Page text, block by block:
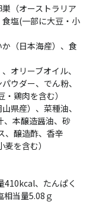
（オーストラリア
塩(一部に大豆・小
（日本海産）、食
オリーブオイル、
ウダー、でん粉、
鶏肉を含む）
県産）、菜種油、
、本醸造醤油、砂
、醸造酢、香辛
を含む）
、たんぱく
相当量5.08ｇ